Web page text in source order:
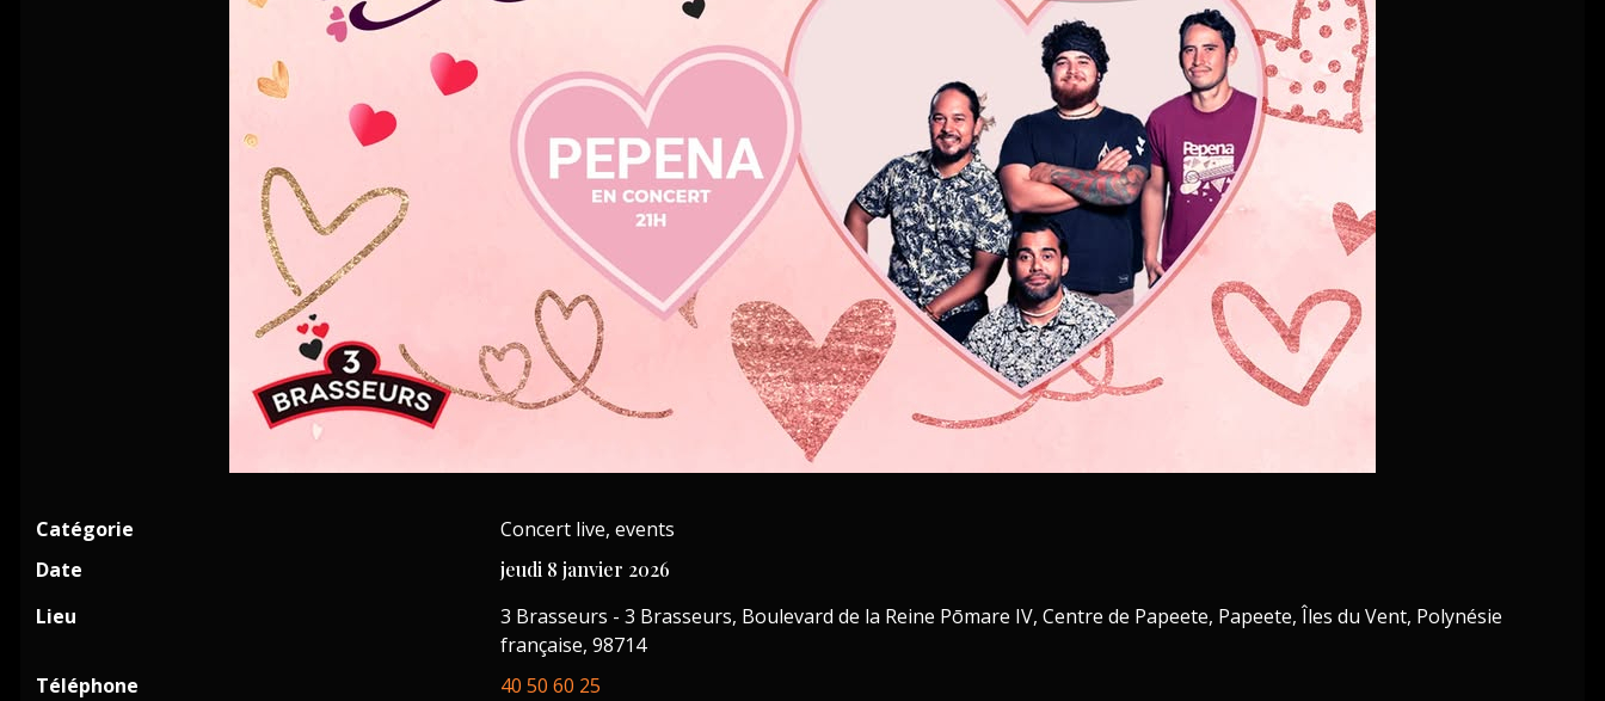
Catégorie
Concert live, events
Date
jeudi 8 janvier 2026
Lieu
3 Brasseurs - 3 Brasseurs, Boulevard de la Reine Pōmare IV, Centre de Papeete, Papeete, Îles du Vent, Polynésie
française, 98714
Téléphone
40 50 60 25